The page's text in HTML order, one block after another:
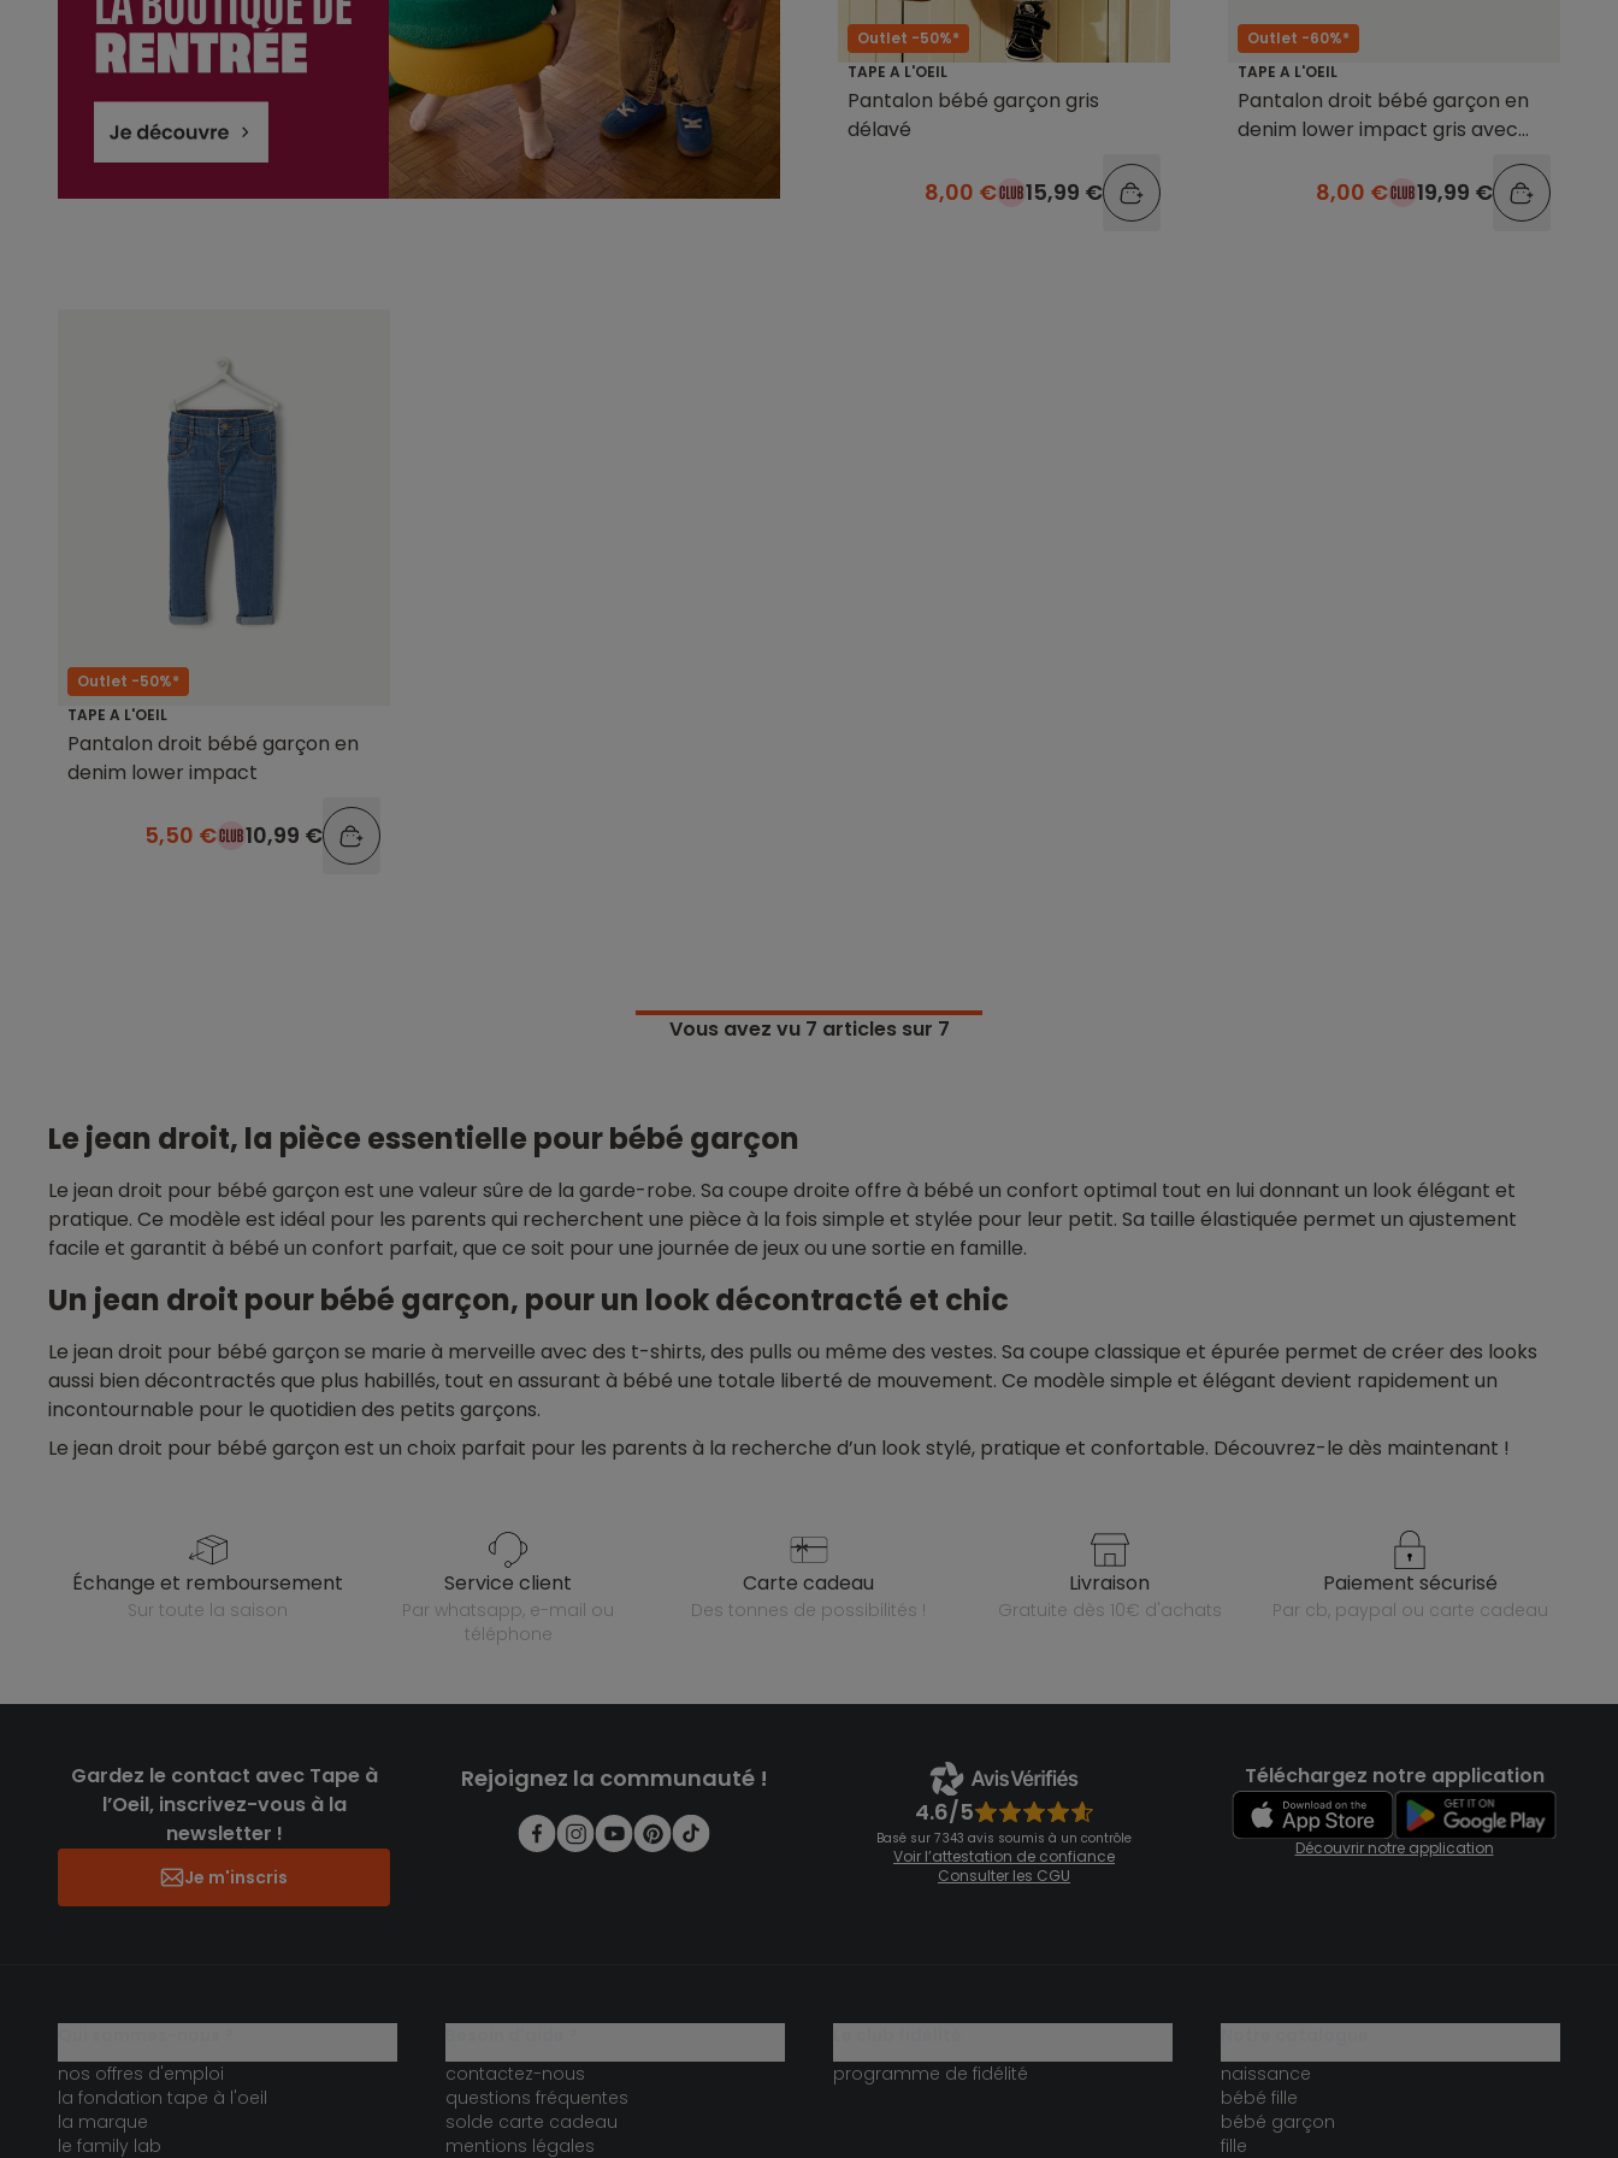
Outlet -50%*
TAPE A L'OEIL
Pantalon bébé garçon gris
délavé
8,00 € 15,99 €
Outlet -60%*
TAPE A L'OEIL
Pantalon droit bébé garçon en
denim lower impact gris avec
8,00 € 19,99 €
Outlet -50%*
TAPE A L'OEIL
Pantalon droit bébé garçon en
denim lower impact
5,50 € 10,99 €
Vous avez vu 7 articles sur 7
Le jean droit, la pièce essentielle pour bébé garçon
Le jean droit pour bébé garçon est une valeur sûre de la garde-robe. Sa coupe droite offre à bébé un confort optimal tout en lui donnant un look élégant et
pratique. Ce modèle est idéal pour les parents qui recherchent une pièce à la fois simple et stylée pour leur petit. Sa taille élastiquée permet un ajustement
facile et garantit à bébé un confort parfait, que ce soit pour une journée de jeux ou une sortie en famille.
Un jean droit pour bébé garçon, pour un look décontracté et chic
Le jean droit pour bébé garçon se marie à merveille avec des t-shirts, des pulls ou même des vestes. Sa coupe classique et épurée permet de créer des looks
aussi bien décontractés que plus habillés, tout en assurant à bébé une totale liberté de mouvement. Ce modèle simple et élégant devient rapidement un
incontournable pour le quotidien des petits garçons.
Le jean droit pour bébé garçon est un choix parfait pour les parents à la recherche d’un look stylé, pratique et confortable. Découvrez-le dès maintenant !
échange et remboursement
sur toute la saison
service client
par whatsapp, e-mail ou
téléphone
carte cadeau
des tonnes de possibilités !
livraison
gratuite dès 10€ d'achats
paiement sécurisé
par cb, paypal ou carte cadeau
Gardez le contact avec Tape à
l’Oeil, inscrivez-vous à la
newsletter !
Je m'inscris
Rejoignez la communauté !
4.6/5
Basé sur 7 343 avis soumis à un contrôle
Voir l’attestation de confiance
Consulter les CGU
Téléchargez notre application
Découvrir notre application
nos offres d'emploi
la fondation tape à l'oeil
la marque
le family lab
contactez-nous
questions fréquentes
solde carte cadeau
mentions légales
programme de fidélité
naissance
bébé fille
bébé garçon
fille